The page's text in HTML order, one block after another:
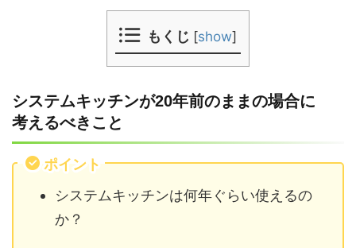
もくじ [show]
システムキッチンが20年前のままの場合に
考えるべきこと
ポイント
システムキッチンは何年ぐらい使えるの
か？